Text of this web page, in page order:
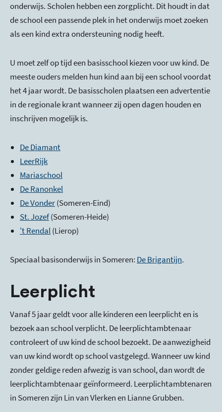
onderwijs. Scholen hebben een zorgplicht. Dit houdt in dat
de school een passende plek in het onderwijs moet zoeken
als een kind extra ondersteuning nodig heeft.
U moet zelf op tijd een basisschool kiezen voor uw kind. De
meeste ouders melden hun kind aan bij een school voordat
het 4 jaar wordt. De basisscholen plaatsen een advertentie
in de regionale krant wanneer zij open dagen houden en
inschrijven mogelijk is.
De Diamant
LeerRijk
Mariaschool
De Ranonkel
De Vonder(Someren-Eind)
St. Jozef(Someren-Heide)
't Rendal(Lierop)
Speciaal basisonderwijs in Someren: De Brigantijn.
Leerplicht
Vanaf 5 jaar geldt voor alle kinderen een leerplicht en is
bezoek aan school verplicht. De leerplichtambtenaar
controleert of uw kind de school bezoekt. De aanwezigheid
van uw kind wordt op school vastgelegd. Wanneer uw kind
zonder geldige reden afwezig is van school, dan wordt de
leerplichtambtenaar geïnformeerd. Leerplichtambtenaren
in Someren zijn Lin van Vlerken en Lianne Grubben.